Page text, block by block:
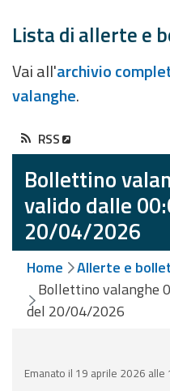
Meteo
Allerte e
Bollettini
Valanghe
Monitoraggio
eventi
Previsioni e dati
Previsioni meteo e
marine
Dati osservati
Lista di allerte e
Vai all'archivio
valanghe.
RSS
Bollettino
valido dalle
20/04/2026
Home
Allerte e
Bollettino valanghe
del 20/04/2026
Emanato il 19 aprile 2026 alle